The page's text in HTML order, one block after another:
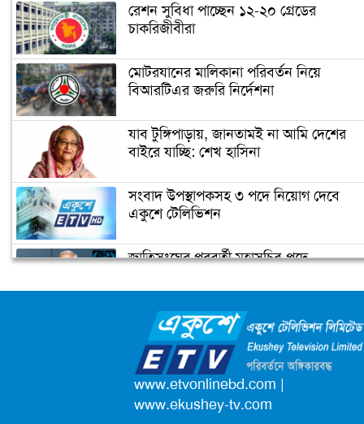
নারায়ণগঞ্জ পাসপোর্ট অফিসে ভাঙচুর,
কানাডা প্রবাসী আটক
করলো সন্ত্রাসীরা
ডিসির বাসভবনে পুলিশ কনস্টেবলের
আত্মহত্যা
উপজেলা ছাত্রলীগের নতুন কমিটি
আনন্দ মিছিল
রেশন সুবিধা পাচ্ছেন ১২-২০ গ্রেডের
চাকরিজীবীরা
মোটরযানের মালিকানা পরিবর্তন নিয়ে
বিআরটিএর জরুরি নির্দেশনা
যাব টুঙ্গিপাড়ায়, জানতামই না আমি দেশের
বাইরে যাচ্ছি: শেখ হাসিনা
সংবাদ উপস্থাপকসহ ৩ পদে নিয়োগ দেবে
একুশে টেলিভিশন
জাতিসংঘের পরবর্তী মহাসচিব পদে
ক্যাম্পাস অ্যাম্বাসেডর নিয়োগ দিচ্ছে একুশে
টেলিভিশন
পদোন্নতি পেয়ে সচিব হলেন ২ কর্মকর্তা
www.etvonlinebd.com |
www.ekushey-tv.com